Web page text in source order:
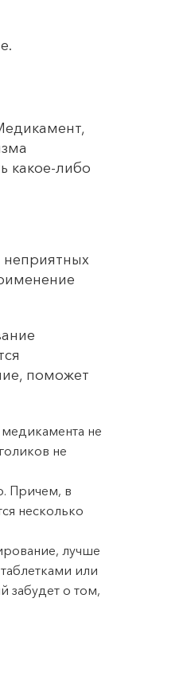
какое-либо
неприятных
поможет
не
не
Причем, в
несколько
лучше
или
забудет о том,